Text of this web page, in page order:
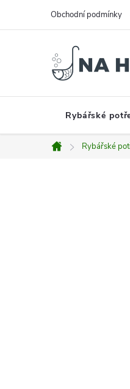
Obchodní podmínky
Rybářské
Domů
Rybářské